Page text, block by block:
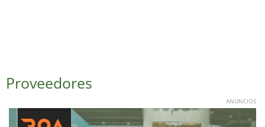
Proveedores
ANUNCIOS